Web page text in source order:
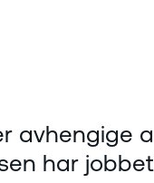
avhengige
har